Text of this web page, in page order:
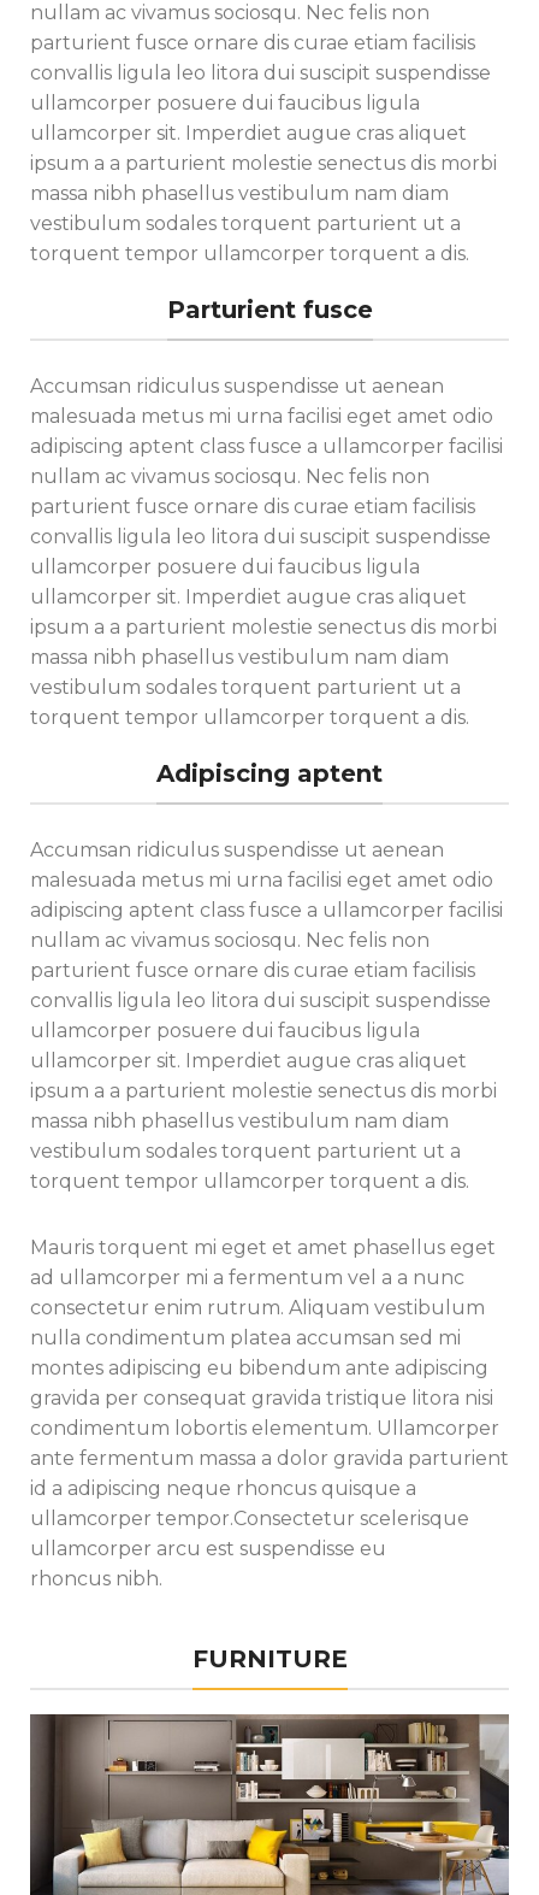
nullam ac vivamus sociosqu. Nec felis non
parturient fusce ornare dis curae etiam facilisis
convallis ligula leo litora dui suscipit suspendisse
ullamcorper posuere dui faucibus ligula
ullamcorper sit. Imperdiet augue cras aliquet
ipsum a a parturient molestie senectus dis morbi
massa nibh phasellus vestibulum nam diam
vestibulum sodales torquent parturient ut a
torquent tempor ullamcorper torquent a dis.
Parturient fusce
Accumsan ridiculus suspendisse ut aenean
malesuada metus mi urna facilisi eget amet odio
adipiscing aptent class fusce a ullamcorper facilisi
nullam ac vivamus sociosqu. Nec felis non
parturient fusce ornare dis curae etiam facilisis
convallis ligula leo litora dui suscipit suspendisse
ullamcorper posuere dui faucibus ligula
ullamcorper sit. Imperdiet augue cras aliquet
ipsum a a parturient molestie senectus dis morbi
massa nibh phasellus vestibulum nam diam
vestibulum sodales torquent parturient ut a
torquent tempor ullamcorper torquent a dis.
Adipiscing aptent
Accumsan ridiculus suspendisse ut aenean
malesuada metus mi urna facilisi eget amet odio
adipiscing aptent class fusce a ullamcorper facilisi
nullam ac vivamus sociosqu. Nec felis non
parturient fusce ornare dis curae etiam facilisis
convallis ligula leo litora dui suscipit suspendisse
ullamcorper posuere dui faucibus ligula
ullamcorper sit. Imperdiet augue cras aliquet
ipsum a a parturient molestie senectus dis morbi
massa nibh phasellus vestibulum nam diam
vestibulum sodales torquent parturient ut a
torquent tempor ullamcorper torquent a dis.
Mauris torquent mi eget et amet phasellus eget
ad ullamcorper mi a fermentum vel a a nunc
consectetur enim rutrum. Aliquam vestibulum
nulla condimentum platea accumsan sed mi
montes adipiscing eu bibendum ante adipiscing
gravida per consequat gravida tristique litora nisi
condimentum lobortis elementum. Ullamcorper
ante fermentum massa a dolor gravida parturient
id a adipiscing neque rhoncus quisque a
ullamcorper tempor.Consectetur scelerisque
ullamcorper arcu est suspendisse eu
rhoncus nibh.
FURNITURE